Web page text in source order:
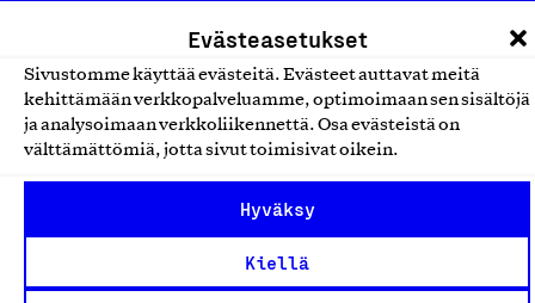
Evästeasetukset
Sivustomme käyttää evästeitä. Evästeet auttavat meitä
kehittämään verkkopalveluamme, optimoimaan sen sisältöjä
ja analysoimaan verkkoliikennettä. Osa evästeistä on
välttämättömiä, jotta sivut toimisivat oikein.
Hyväksy
Kiellä
Avainlippu
Design From Finland